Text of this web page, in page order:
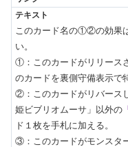
このカード名の①②の効果
い。
①：このカードがリリース
のカードを裏側守備表示で
②：このカードがリバース
姫ビブリオムーサ」以外の
ド１枚を手札に加える。
③：このカードがモンスタ